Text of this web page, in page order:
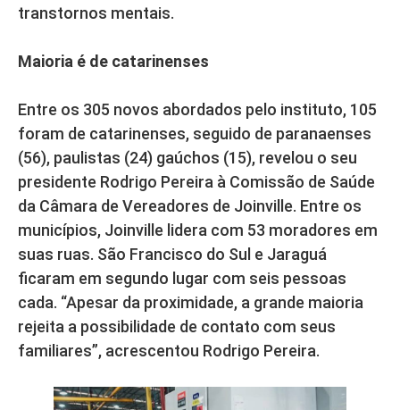
transtornos mentais.
Maioria é de catarinenses
Entre os 305 novos abordados pelo instituto, 105
foram de catarinenses, seguido de paranaenses
(56), paulistas (24) gaúchos (15), revelou o seu
presidente Rodrigo Pereira à Comissão de Saúde
da Câmara de Vereadores de Joinville. Entre os
municípios, Joinville lidera com 53 moradores em
suas ruas. São Francisco do Sul e Jaraguá
ficaram em segundo lugar com seis pessoas
cada. “Apesar da proximidade, a grande maioria
rejeita a possibilidade de contato com seus
familiares”, acrescentou Rodrigo Pereira.